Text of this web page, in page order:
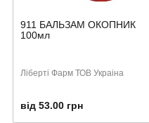
911 БАЛЬЗАМ ОКОПНИК
100мл
Ліберті Фарм ТОВ Украіна
від 53.00 грн